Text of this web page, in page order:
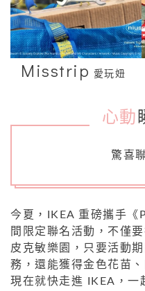
Misstrip 愛玩妞
心動
驚喜
今夏，IKEA 重磅攜手
間限定聯名活動，不僅
皮克敏樂園，只要活動
務，還能獲得金色花苗
現在就快走進 IKEA，一